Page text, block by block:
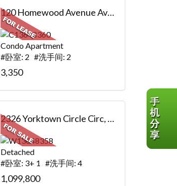
120 Homewood Avenue Ave, 3807, Toronto, ON
Condo Apartment
#卧室: 2 #洗手间: 2
3,350
2326 Yorktown Circle Circ, Mississauga, ON
Detached
#卧室: 3+ 1 #洗手间: 4
1,099,800